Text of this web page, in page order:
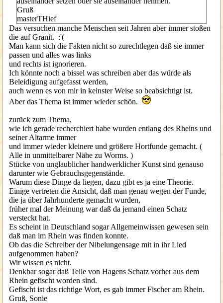
Gruß
masterTHief
Das versuchen manche Menschen seit Jahren aber immer stoßen
die auf Granit. :'(
Man kann sich die Fakten nicht so zurechtlegen daß sie immer
passen und alles was links
und rechts ist ignorieren.
Ich könnte noch a bissel was schreiben aber das würde als
Beleidigung aufgefasst werden,
auch wenn es von mir in keinster Weise so beabsichtigt ist.
Aber das Thema ist immer wieder schön.
zurück zum Thema,
wie ich gerade recherchiert habe wurden entlang des Rheins und
seiner Altarme immer
und immer wieder kleinere und größere Hortfunde gemacht. (
Alle in unmittelbarer Nähe zu Worms. )
Stücke von unglaublicher handwerklicher Kunst sind genauso
darunter wie Gebrauchsgegenstände.
Warum diese Dinge da liegen, dazu gibt es ja eine Theorie.
Einige vertreten die Ansicht, daß man genau wegen der Funde,
die ja über Jahrhunderte gemacht wurden,
früher mal der Meinung war daß da jemand einen Schatz
versteckt hat.
Es scheint in Deutschland sogar Allgemeinwissen gewesen sein
daß man im Rhein was finden konnte.
Ob das die Schreiber der Nibelungensage mit in ihr Lied
aufgenommen haben?
Wir wissen es nicht.
Denkbar sogar daß Teile von Hagens Schatz vorher aus dem
Rhein gefischt worden sind.
Gefischt ist das richtige Wort, es gab immer Fischer am Rhein.
Gruß, Sonie